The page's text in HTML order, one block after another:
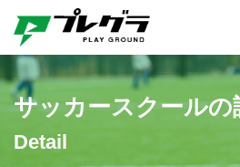
サッカースクールの
Detail